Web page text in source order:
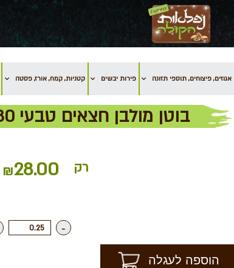
אגוזים, פיצוחים, תוספי תזונה פירות יבשים קטניות, קמח, אורז, פסטה
בוטן מולבן חצאים טבעי 2.80 שח ל- 100 גרם
רק ₪28.00
-
הוספה לעגלה